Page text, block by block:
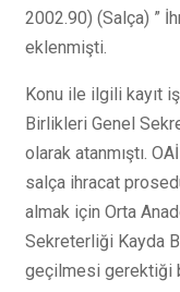
2002.90) (Salça) ”
eklenmişti.
Konu ile ilgili kayıt
Birlikleri Genel
olarak atanmıştı.
salça ihracat
almak için Orta
Sekreterliği Kayda
geçilmesi gerektiği